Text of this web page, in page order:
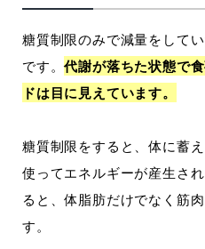
糖質制限のみで減量をして
です。代謝が落ちた状態で
ドは目に見えています。
糖質制限をすると、体に蓄
使ってエネルギーが産生さ
ると、体脂肪だけでなく筋
す。